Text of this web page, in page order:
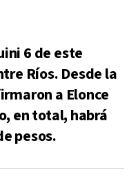
6 de este
Ríos. Desde la
a Elonce
en total, habrá
pesos.